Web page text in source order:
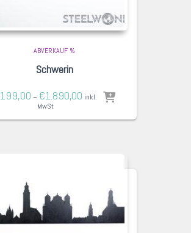
ABVERKAUF %
Schwerin
199,00 – €1.890,00 inkl.
MwSt